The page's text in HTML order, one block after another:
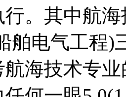
。其中航
舶电气工程)
航海技术专